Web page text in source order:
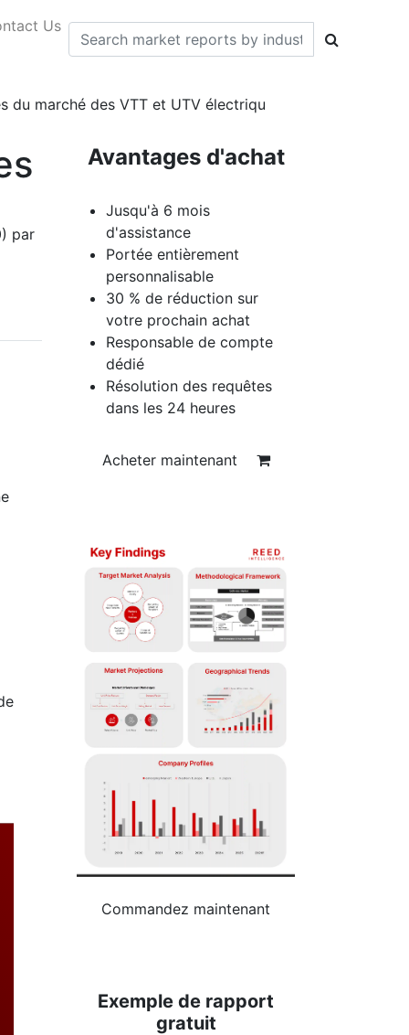
Us
du marché des VTT et UTV électriqu
par
Avantages d'achat
Jusqu'à 6 mois
d'assistance
Portée entièrement
personnalisable
30 % de réduction sur
votre prochain achat
Responsable de compte
dédié
Résolution des requêtes
dans les 24 heures
Acheter maintenant
Commandez maintenant
Exemple de rapport
gratuit